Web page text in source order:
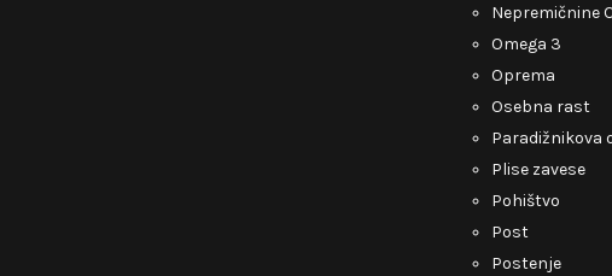
Nepremičnine
Omega 3
Oprema
Osebna rast
Paradižnikova
Plise zavese
Pohištvo
Post
Postenje